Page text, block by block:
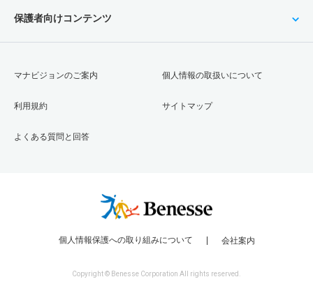
保護者向けコンテンツ
マナビジョンのご案内
利用規約
よくある質問と回答
個人情報の取扱いについて
サイトマップ
個人情報保護への取り組みについて 会社案内
Copyright © Benesse Corporation All rights reserved.